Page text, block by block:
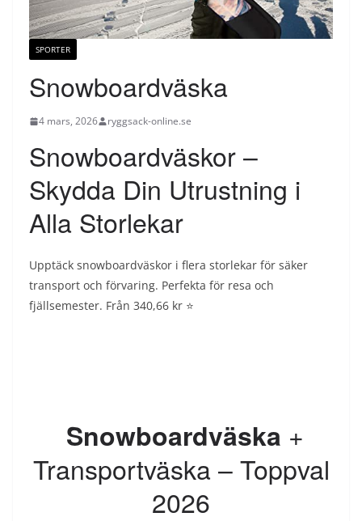
SPORTER
Snowboardväska
4 mars, 2026 ryggsack-online.se
Snowboardväskor –
Skydda Din Utrustning i
Alla Storlekar
Upptäck snowboardväskor i flera storlekar för säker
transport och förvaring. Perfekta för resa och
fjällsemester. Från 340,66 kr ⭐
Snowboardväska +
Transportväska – Toppval
2026